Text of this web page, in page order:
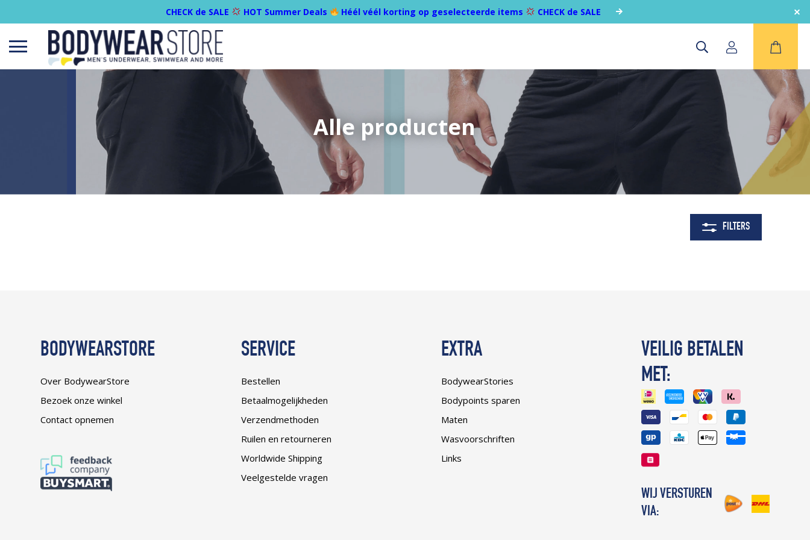
CHECK de SALE HOT Summer Deals Héél véél korting op geselecteerde items CHECK de SALE
Open
Alle producten
FILTERS
BODYWEARSTORE
Over BodywearStore
Bezoek onze winkel
Contact opnemen
SERVICE
Bestellen
Betaalmogelijkheden
Verzendmethoden
Ruilen en retourneren
Worldwide Shipping
Veelgestelde vragen
EXTRA
BodywearStories
Bodypoints sparen
Maten
Wasvoorschriften
Links
VEILIG BETALEN
MET:
WIJ VERSTUREN
VIA: